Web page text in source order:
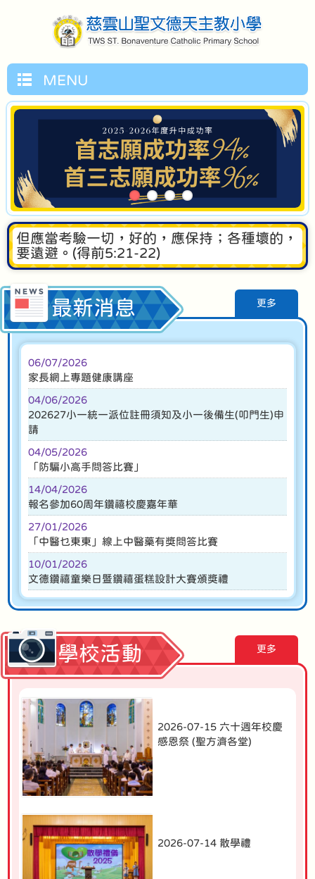
MENU
但應當考驗一切，好的，應保持；各種壞的，
要遠避。(得前5:21-22)
更多
最新消息
06/07/2026
家長網上專題健康講座
04/06/2026
202627小一統一派位註冊須知及小一後備生(叩門生)申
請
04/05/2026
「防騙小高手問答比賽」
14/04/2026
報名參加60周年鑽禧校慶嘉年華
27/01/2026
「中醫乜東東」線上中醫藥有獎問答比賽
10/01/2026
文德鑽禧童樂日暨鑽禧蛋糕設計大賽頒獎禮
更多
學校活動
2026-07-15 六十週年校慶
感恩祭 (聖方濟各堂)
2026-07-14 散學禮